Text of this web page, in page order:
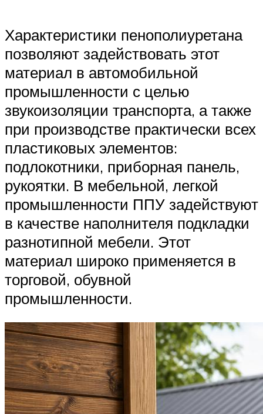
Характеристики пенополиуретана
позволяют задействовать этот
материал в автомобильной
промышленности с целью
звукоизоляции транспорта, а также
при производстве практически всех
пластиковых элементов:
подлокотники, приборная панель,
рукоятки. В мебельной, легкой
промышленности ППУ задействуют
в качестве наполнителя подкладки
разнотипной мебели. Этот
материал широко применяется в
торговой, обувной
промышленности.